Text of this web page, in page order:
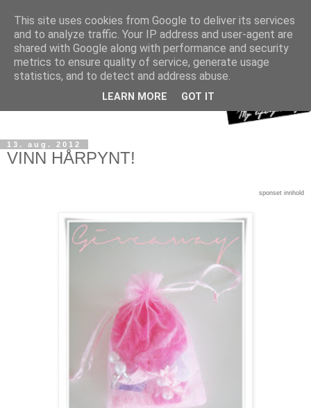
13. aug. 2012
VINN HÅRPYNT!
sponset innhold
This site uses cookies from Google to deliver its services
and to analyze traffic. Your IP address and user-agent are
shared with Google along with performance and security
metrics to ensure quality of service, generate usage
statistics, and to detect and address abuse.
LEARN MORE GOT IT